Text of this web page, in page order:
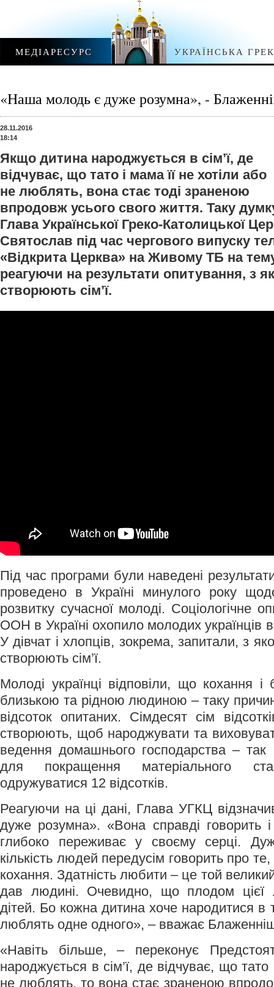
МЕДІАРЕСУРС УКРАЇНСЬКА
«Наша молодь є дуже розумна», -
28.11.2016
18:14
Якщо дитина народжується в сім’ї, де
відчуває, що тато і мама її не хотіли або
не люблять, вона стає тоді зраненою
впродовж усього свого життя. Таку
Глава Української Греко-Католицької
Святослав під час чергового випуску
«Відкрита Церква» на Живому ТБ на
реагуючи на результати опитування, з
створюють сім’ї.
Під час програми були наведені
проведено в Україні минулого року
розвитку сучасної молоді. Соціологічне
ООН в Україні охопило молодих українців
У дівчат і хлопців, зокрема, запитали, з
створюють сім’ї.
Молоді українці відповіли, що кохання
близькою та рідною людиною – таку
відсоток опитаних. Сімдесят сім
створюють, щоб народжувати та
ведення домашнього господарства – так
для покращення матеріального
одружуватися 12 відсотків.
Реагуючи на ці дані, Глава УГКЦ
дуже розумна». «Вона справді говорить
глибоко переживає у своєму серці.
кількість людей передусім говорить про
кохання. Здатність любити – це той
дав людині. Очевидно, що плодом цієї
дітей. Бо кожна дитина хоче народитися в
люблять одне одного», – вважає
«Навіть більше, – переконує
народжується в сім’ї, де відчуває, що
не люблять, то вона стає зраненою